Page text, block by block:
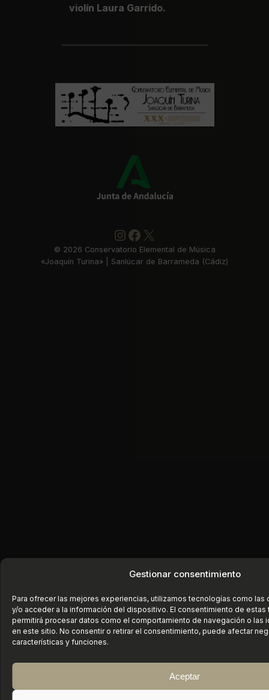
Gestionar consentimiento
Para ofrecer las mejores experiencias, utilizamos tecnologías como las
y/o acceder a la información del dispositivo. El consentimiento de
permitirá procesar datos como el comportamiento de navegación o las
en este sitio. No consentir o retirar el consentimiento, puede afectar
características y funciones.
Aceptar
violín Laura Garrido.
Instagram
https://
X
© 2026 Conservatorio Elemental de Música
«Joaquín Turina» | Sanlúcar de Barrameda (Cádiz)